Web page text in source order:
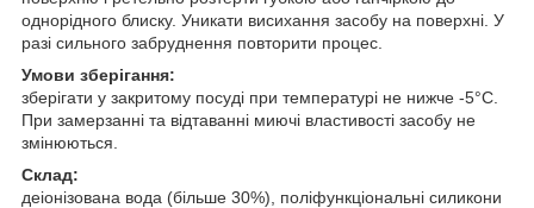
однорідного блиску. Уникати висихання засобу на поверхні. У
разі сильного забруднення повторити процес.
Умови зберігання:
зберігати у закритому посуді при температурі не нижче -5°С.
При замерзанні та відтаванні миючі властивості засобу не
змінюються.
Склад:
деіонізована вода (більше 30%), поліфункціональні силикони